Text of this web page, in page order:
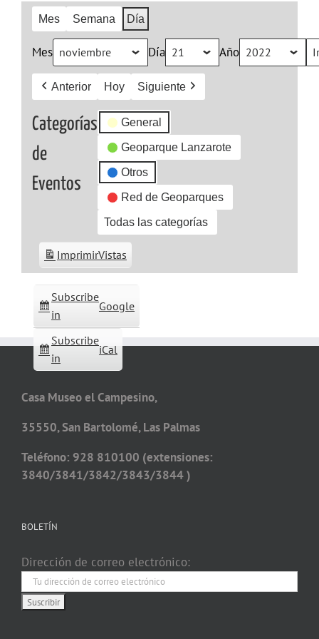
Mes Semana Día
Mes Día Año
Anterior Hoy Siguiente
Categorías
de
Eventos
General
Geoparque Lanzarote
Otros
Red de Geoparques
Todas las categorías
Subscribe
in
Google
Subscribe
in
iCal
ImprimirVistas
Casa Museo el Campesino,
35550, San Bartolomé, Las Palmas
Teléfono: 928 810100 (extensiones:
3840/3841/3842/3843/3844 )
BOLETÍN
Dirección de correo electrónico: